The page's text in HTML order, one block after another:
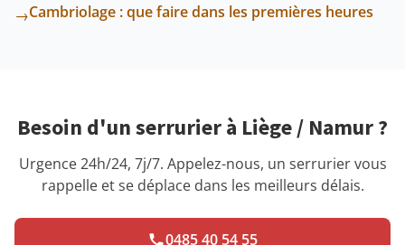
→Cambriolage : que faire dans les premières heures
Besoin d'un serrurier à Liège / Namur ?
Urgence 24h/24, 7j/7. Appelez-nous, un serrurier vous
rappelle et se déplace dans les meilleurs délais.
0485 40 54 55